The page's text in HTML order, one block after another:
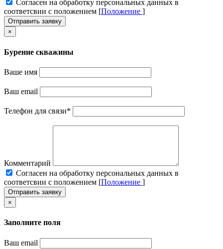
Cогласен на обработку персональных данных в
соответсвии с положением [Положение ]
Отправить заявку
×
Бурение скважины
Ваше имя
Ваш email
Телефон для связи*
Комментарий
Cогласен на обработку персональных данных в
соответсвии с положением [Положение ]
Отправить заявку
×
Заполните поля
Ваш email